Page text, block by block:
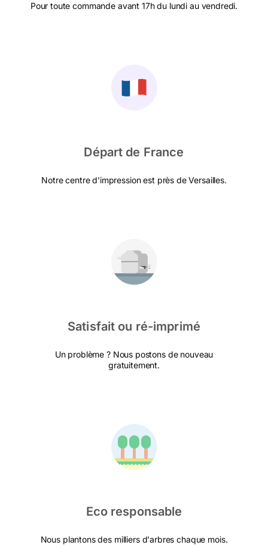
Pour toute commande avant 17h du lundi au vendredi.
Départ de France
Notre centre d'impression est près de Versailles.
Satisfait ou ré-imprimé
Un problème ? Nous postons de nouveau
gratuitement.
Eco responsable
Nous plantons des milliers d'arbres chaque mois.